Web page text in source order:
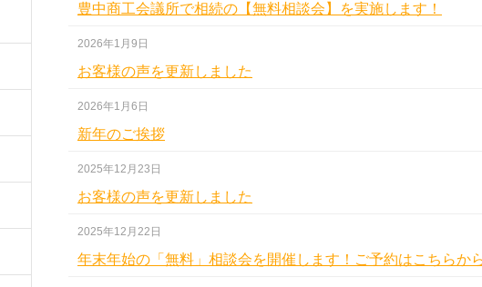
豊中商工会議所で相続の【無料相談会】を実施します！
2026年1月9日
お客様の声を更新しました
2026年1月6日
新年のご挨拶
2025年12月23日
お客様の声を更新しました
2025年12月22日
年末年始の「無料」相談会を開催します！ご予約はこちらか